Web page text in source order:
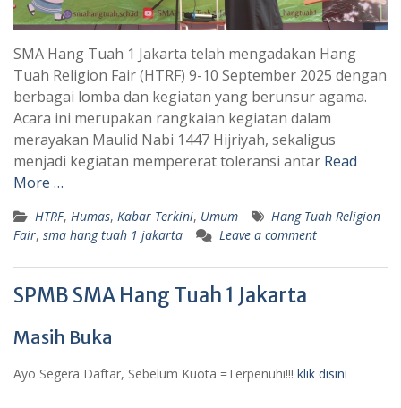
SMA Hang Tuah 1 Jakarta telah mengadakan Hang
Tuah Religion Fair (HTRF) 9-10 September 2025 dengan
berbagai lomba dan kegiatan yang berunsur agama.
Acara ini merupakan rangkaian kegiatan dalam
merayakan Maulid Nabi 1447 Hijriyah, sekaligus
menjadi kegiatan mempererat toleransi antar Read
More …
HTRF, Humas, Kabar Terkini, Umum
Hang Tuah Religion
Fair, sma hang tuah 1 jakarta Leave a comment
SPMB SMA Hang Tuah 1 Jakarta
Masih Buka
Ayo Segera Daftar, Sebelum Kuota =Terpenuhi!!! klik disini